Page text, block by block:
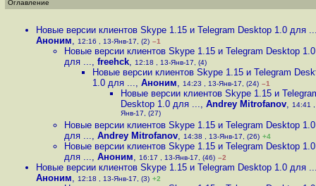
Оглавление
Новые версии клиентов Skype 1.15 и Telegram Desktop 1.0 для
Аноним, 12:16 , 13-Янв-17, (2) –1
Новые версии клиентов Skype 1.15 и Telegram Desktop 1.0
для ..., freehck, 12:18 , 13-Янв-17, (4)
Новые версии клиентов Skype 1.15 и Telegram
1.0 для ..., Аноним, 14:23 , 13-Янв-17, (24) –1
Новые версии клиентов Skype 1.15 и
Desktop 1.0 для ..., Andrey Mitrofanov, 14:41
Янв-17, (27)
Новые версии клиентов Skype 1.15 и Telegram Desktop 1.0
для ..., Andrey Mitrofanov, 14:38 , 13-Янв-17, (26) +4
Новые версии клиентов Skype 1.15 и Telegram Desktop 1.0
для ..., Аноним, 16:17 , 13-Янв-17, (46) –2
Новые версии клиентов Skype 1.15 и Telegram Desktop 1.0 для
Аноним, 12:18 , 13-Янв-17, (3) +2